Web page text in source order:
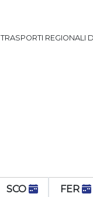
TRASPORTI REGIONALI
SCO FER